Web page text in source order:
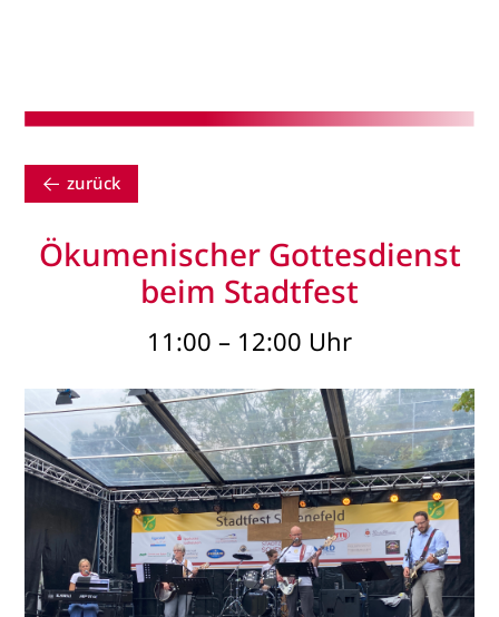
zurück
Ökumenischer Gottesdienst
beim Stadtfest
11:00 – 12:00 Uhr